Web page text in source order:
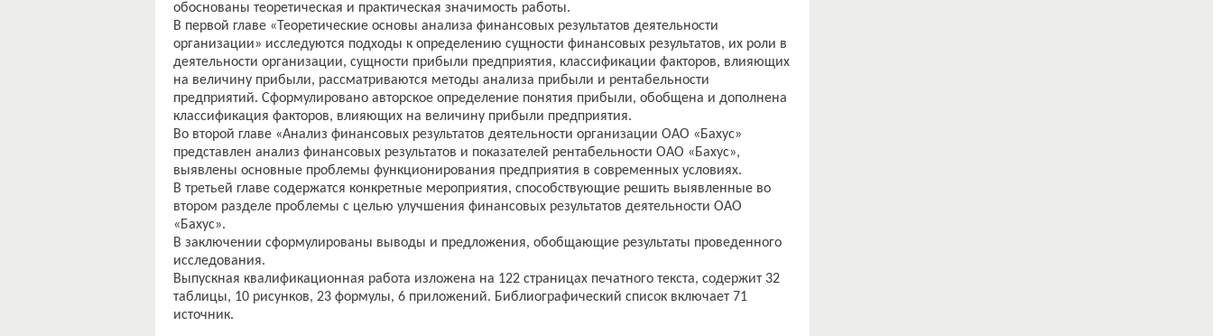
обоснованы теоретическая и практическая значимость работы.
В первой главе «Теоретические основы анализа финансовых результатов деятельности
организации» исследуются подходы к определению сущности финансовых результатов, их роли в
деятельности организации, сущности прибыли предприятия, классификации факторов, влияющих
на величину прибыли, рассматриваются методы анализа прибыли и рентабельности
предприятий. Сформулировано авторское определение понятия прибыли, обобщена и дополнена
классификация факторов, влияющих на величину прибыли предприятия.
Во второй главе «Анализ финансовых результатов деятельности организации ОАО «Бахус»
представлен анализ финансовых результатов и показателей рентабельности ОАО «Бахус»,
выявлены основные проблемы функционирования предприятия в современных условиях.
В третьей главе содержатся конкретные мероприятия, способствующие решить выявленные во
втором разделе проблемы с целью улучшения финансовых результатов деятельности ОАО
«Бахус».
В заключении сформулированы выводы и предложения, обобщающие результаты проведенного
исследования.
Выпускная квалификационная работа изложена на 122 страницах печатного текста, содержит 32
таблицы, 10 рисунков, 23 формулы, 6 приложений. Библиографический список включает 71